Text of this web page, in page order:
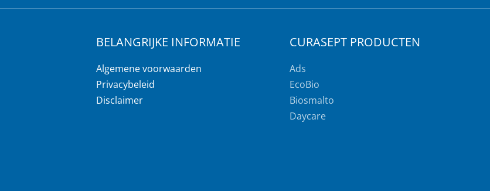
BELANGRIJKE INFORMATIE
Algemene voorwaarden
Privacybeleid
Disclaimer
CURASEPT PRODUCTEN
Ads
EcoBio
Biosmalto
Daycare